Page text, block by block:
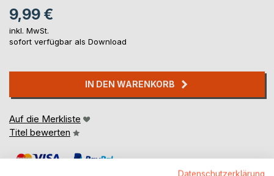
9,99 €
inkl. MwSt.
sofort verfügbar als Download
IN DEN WARENKORB
Auf die Merkliste
Titel bewerten
Datenschutzerklärung